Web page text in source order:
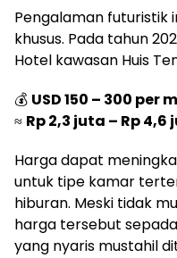
Pengalaman futuristik
khusus. Pada tahun
Hotel kawasan Huis
💰 USD 150 – 300 per
≈ Rp 2,3 juta – Rp 4,6
Harga dapat
untuk tipe kamar
hiburan. Meski tidak
harga tersebut
yang nyaris mustahil